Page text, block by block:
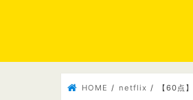
HOME netflix 【60点